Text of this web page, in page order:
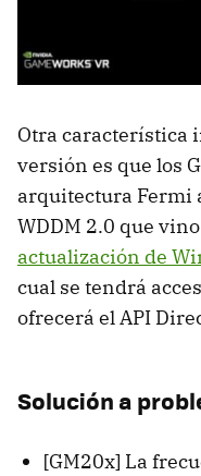
Otra característica
versión es que los
arquitectura Fermi
WDDM 2.0 que
actualización de
cual se tendrá
ofrecerá el API
Solución a
[GM20x] La